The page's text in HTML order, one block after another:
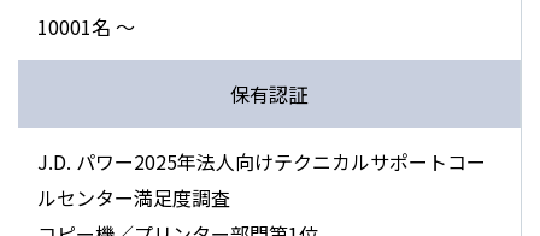
10001名 〜
保有認証
J.D. パワー2025年法人向けテクニカルサポートコー
ルセンター満足度調査